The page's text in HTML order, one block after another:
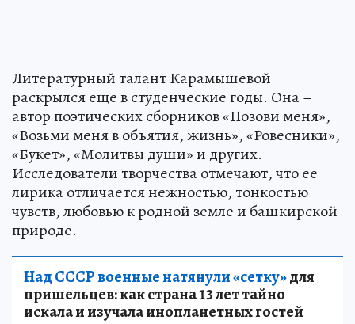
Литературный талант Карамышевой
раскрылся еще в студенческие годы. Она –
автор поэтических сборников «Позови меня»,
«Возьми меня в объятия, жизнь», «Ровесники»,
«Букет», «Молитвы души» и других.
Исследователи творчества отмечают, что ее
лирика отличается нежностью, тонкостью
чувств, любовью к родной земле и башкирской
природе.
Над СССР военные натянули «сетку»для
пришельцев: как страна 13 лет тайно
искала и изучала инопланетных гостей